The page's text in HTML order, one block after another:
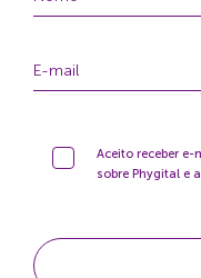
Aceito receber
sobre Phygital e